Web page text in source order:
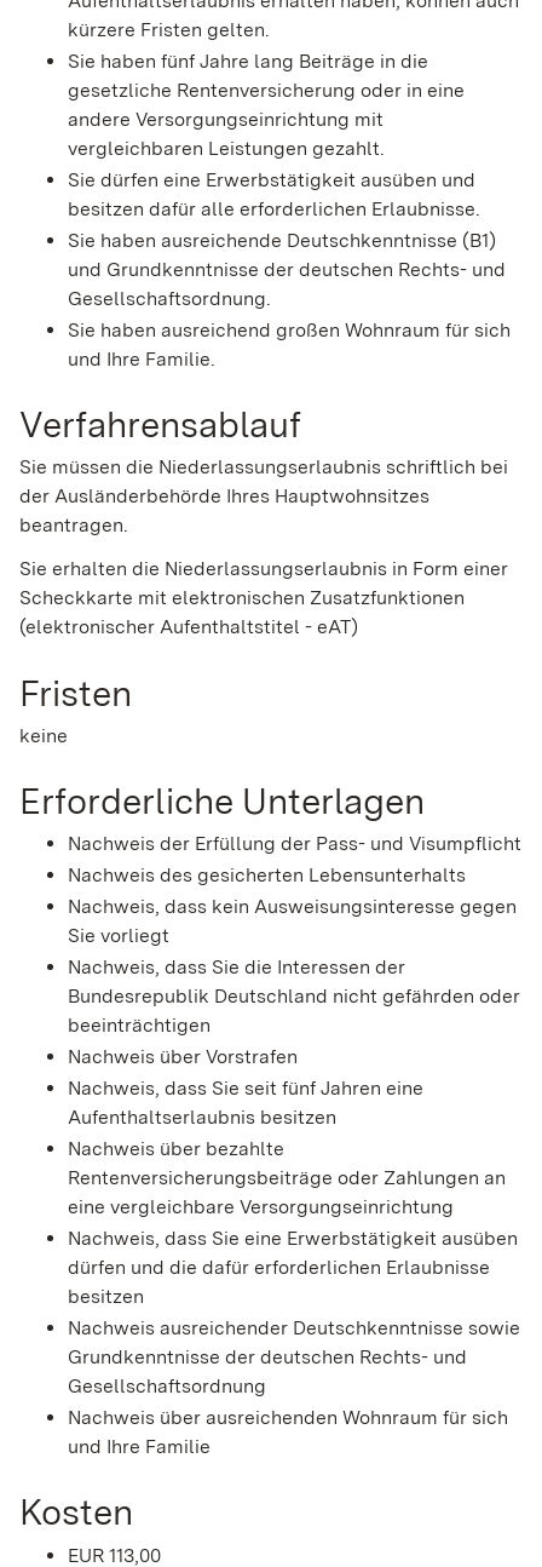
kürzere Fristen gelten.
Sie haben fünf Jahre lang Beiträge in die
gesetzliche Rentenversicherung oder in eine
andere Versorgungseinrichtung mit
vergleichbaren Leistungen gezahlt.
Sie dürfen eine Erwerbstätigkeit ausüben und
besitzen dafür alle erforderlichen Erlaubnisse.
Sie haben ausreichende Deutschkenntnisse (B1)
und Grundkenntnisse der deutschen Rechts- und
Gesellschaftsordnung.
Sie haben ausreichend großen Wohnraum für sich
und Ihre Familie.
Verfahrensablauf
Sie müssen die Niederlassungserlaubnis schriftlich bei
der Ausländerbehörde Ihres Hauptwohnsitzes
beantragen.
Sie erhalten die Niederlassungserlaubnis in Form einer
Scheckkarte mit elektronischen Zusatzfunktionen
(elektronischer Aufenthaltstitel - eAT)
Fristen
keine
Erforderliche Unterlagen
Nachweis der Erfüllung der Pass- und Visumpflicht
Nachweis des gesicherten Lebensunterhalts
Nachweis, dass kein Ausweisungsinteresse gegen
Sie vorliegt
Nachweis, dass Sie die Interessen der
Bundesrepublik Deutschland nicht gefährden oder
beeinträchtigen
Nachweis über Vorstrafen
Nachweis, dass Sie seit fünf Jahren eine
Aufenthaltserlaubnis besitzen
Nachweis über bezahlte
Rentenversicherungsbeiträge oder Zahlungen an
eine vergleichbare Versorgungseinrichtung
Nachweis, dass Sie eine Erwerbstätigkeit ausüben
dürfen und die dafür erforderlichen Erlaubnisse
besitzen
Nachweis ausreichender Deutschkenntnisse sowie
Grundkenntnisse der deutschen Rechts- und
Gesellschaftsordnung
Nachweis über ausreichenden Wohnraum für sich
und Ihre Familie
Kosten
EUR 113,00